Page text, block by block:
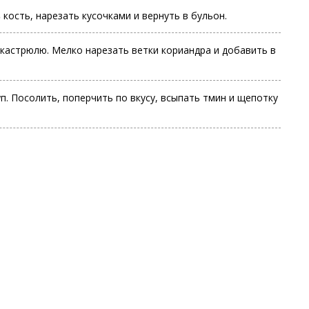
нарезать кусочками и вернуть в бульон.
Мелко нарезать ветки кориандра и добавить в
Посолить, поперчить по вкусу, всыпать тмин и щепотку